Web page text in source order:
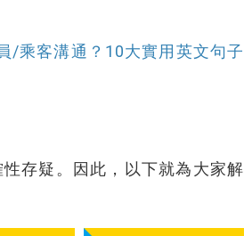
/乘客溝通？10大實用英文句子
存疑。因此，以下就為大家解